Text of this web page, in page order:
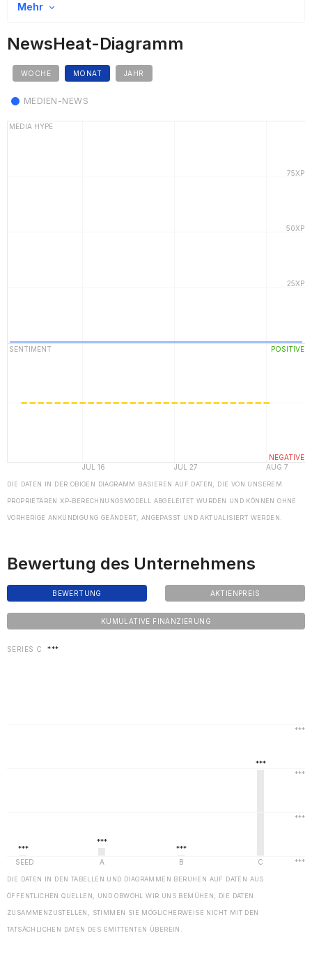
Mehr
NewsHeat-Diagramm
WOCHE MONAT JAHR
MEDIEN-NEWS
DIE DATEN IN DER OBIGEN DIAGRAMM BASIEREN AUF DATEN, DIE VON UNSEREM
PROPRIETÄREN XP-BERECHNUNGSMODELL ABGELEITET WURDEN UND KÖNNEN OHNE
VORHERIGE ANKÜNDIGUNG GEÄNDERT, ANGEPASST UND AKTUALISIERT WERDEN.
Bewertung des Unternehmens
BEWERTUNG AKTIENPREIS
KUMULATIVE FINANZIERUNG
SERIES C ***
DIE DATEN IN DEN TABELLEN UND DIAGRAMMEN BERUHEN AUF DATEN AUS
ÖFFENTLICHEN QUELLEN, UND OBWOHL WIR UNS BEMÜHEN, DIE DATEN
ZUSAMMENZUSTELLEN, STIMMEN SIE MÖGLICHERWEISE NICHT MIT DEN
TATSÄCHLICHEN DATEN DES EMITTENTEN ÜBEREIN.